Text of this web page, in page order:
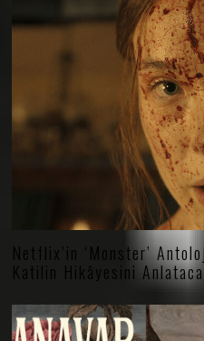
Netflix’in ‘Monster’
Katilin Hikâyesini